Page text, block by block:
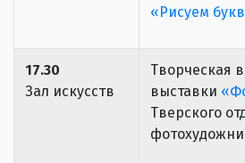
«Рисуем
17.30
Зал искусств
Творческая
выставки
Тверского